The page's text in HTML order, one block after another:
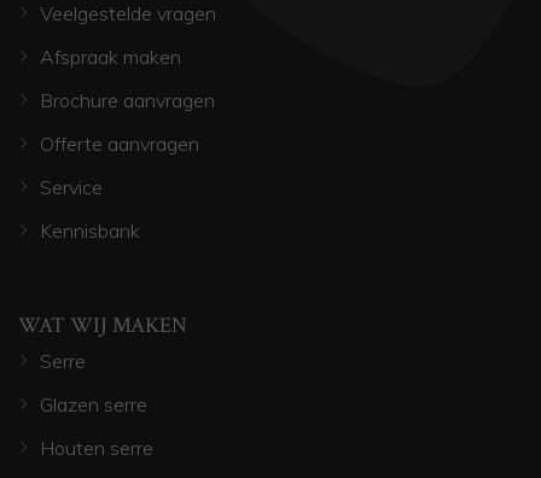
Veelgestelde vragen
Afspraak maken
Brochure aanvragen
Offerte aanvragen
Service
Kennisbank
WAT WIJ MAKEN
Serre
Glazen serre
Houten serre